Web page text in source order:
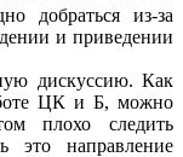
добраться из-за
и приведении
дискуссию. Как
ЦК и Б, можно
плохо следить
это направление